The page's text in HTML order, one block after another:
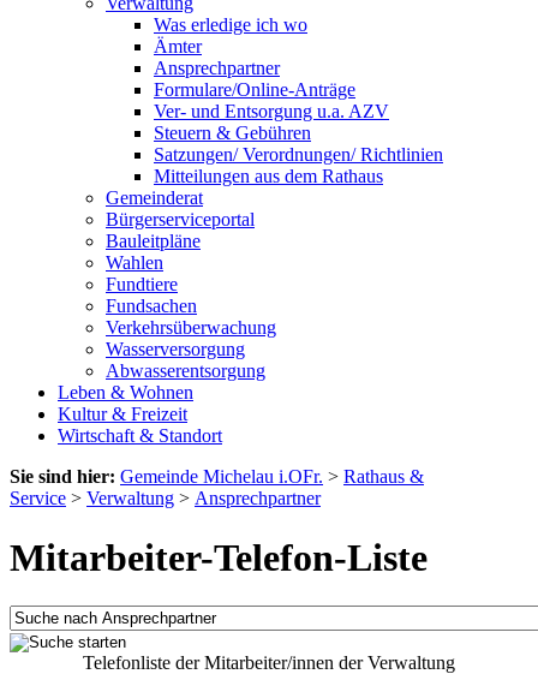
Was erledige ich wo
Ämter
Ansprechpartner
Formulare/Online-Anträge
Ver- und Entsorgung u.a. AZV
Steuern & Gebühren
Satzungen/ Verordnungen/ Richtlinien
Mitteilungen aus dem Rathaus
Gemeinderat
Bürgerserviceportal
Bauleitpläne
Wahlen
Fundtiere
Fundsachen
Verkehrsüberwachung
Wasserversorgung
Abwasserentsorgung
Leben & Wohnen
Kultur & Freizeit
Wirtschaft & Standort
Sie sind hier: Gemeinde Michelau i.OFr. > Rathaus &
Service > Verwaltung > Ansprechpartner
Mitarbeiter-Telefon-Liste
Telefonliste der Mitarbeiter/innen der Verwaltung